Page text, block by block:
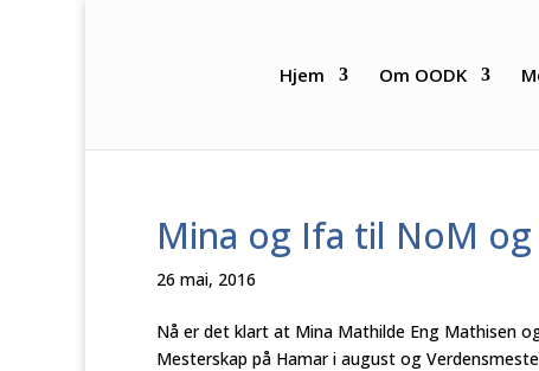
Hjem Om OODK
Mina og Ifa til NoM og
26 mai, 2016
Nå er det klart at Mina Mathilde Eng Mathisen
Mesterskap på Hamar i august og